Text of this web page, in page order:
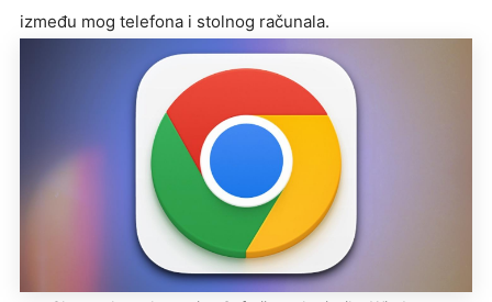
između mog telefona i stolnog računala.